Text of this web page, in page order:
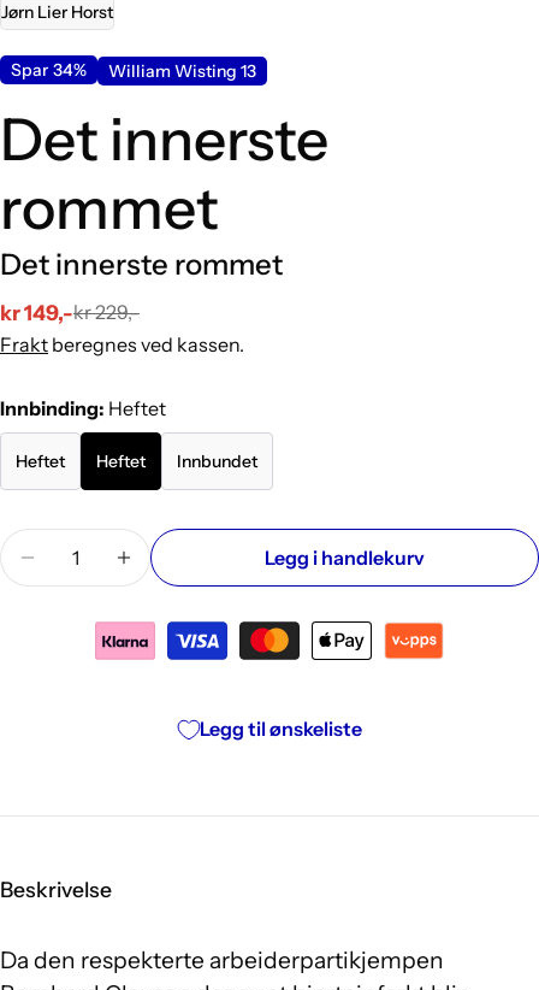
Jørn Lier Horst
Spar 34% William Wisting 13
Det innerste
rommet
Det innerste rommet
Salgs
pris
kr 149,-
Vanlig
pris
kr 229,-
Frakt beregnes ved kassen.
Innbinding: Heftet
Heftet Heftet Innbundet
Mengde
Reduser antallet for Det innerste rommet
Øk antallet for Det innerste rommet
Legg i handlekurv
Legg til ønskeliste
Beskrivelse
Da den respekterte arbeiderpartikjempen